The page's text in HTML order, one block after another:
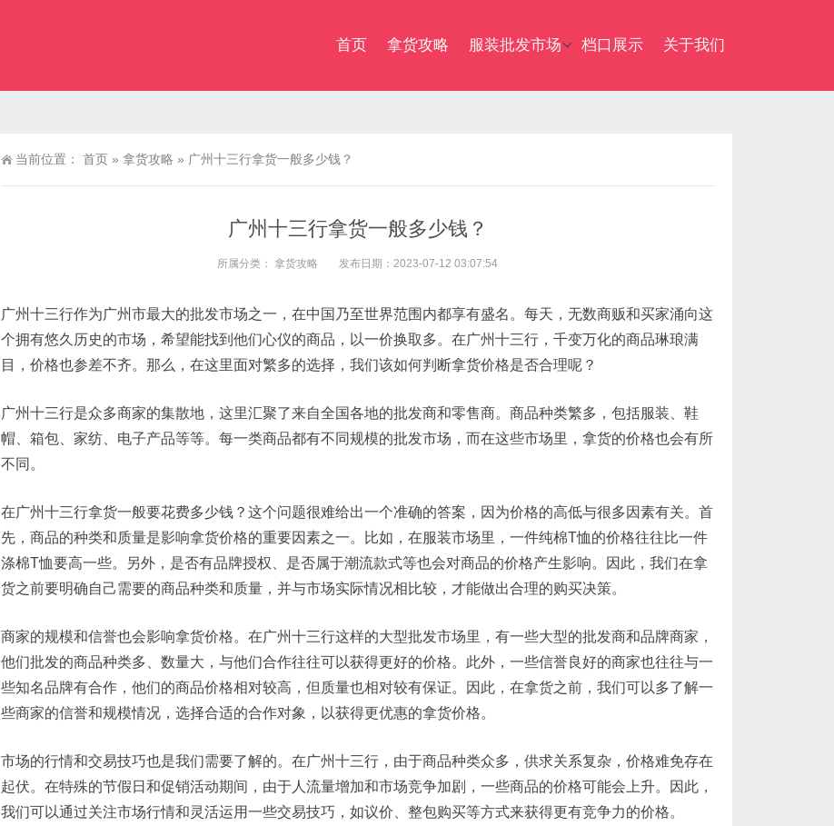
首页 拿货攻略 服装批发市场 档口展示 关于我们
当前位置： 首页 » 拿货攻略 » 广州十三行拿货一般多少钱？
广州十三行拿货一般多少钱？
所属分类： 拿货攻略 发布日期：2023-07-12 03:07:54
广州十三行作为广州市最大的批发市场之一，在中国乃至世界范围内都享有盛名。每天，无数商贩和买家涌向这
个拥有悠久历史的市场，希望能找到他们心仪的商品，以一价换取多。在广州十三行，千变万化的商品琳琅满
目，价格也参差不齐。那么，在这里面对繁多的选择，我们该如何判断拿货价格是否合理呢？
广州十三行是众多商家的集散地，这里汇聚了来自全国各地的批发商和零售商。商品种类繁多，包括服装、鞋
帽、箱包、家纺、电子产品等等。每一类商品都有不同规模的批发市场，而在这些市场里，拿货的价格也会有所
不同。
在广州十三行拿货一般要花费多少钱？这个问题很难给出一个准确的答案，因为价格的高低与很多因素有关。首
先，商品的种类和质量是影响拿货价格的重要因素之一。比如，在服装市场里，一件纯棉T恤的价格往往比一件
涤棉T恤要高一些。另外，是否有品牌授权、是否属于潮流款式等也会对商品的价格产生影响。因此，我们在拿
货之前要明确自己需要的商品种类和质量，并与市场实际情况相比较，才能做出合理的购买决策。
商家的规模和信誉也会影响拿货价格。在广州十三行这样的大型批发市场里，有一些大型的批发商和品牌商家，
他们批发的商品种类多、数量大，与他们合作往往可以获得更好的价格。此外，一些信誉良好的商家也往往与一
些知名品牌有合作，他们的商品价格相对较高，但质量也相对较有保证。因此，在拿货之前，我们可以多了解一
些商家的信誉和规模情况，选择合适的合作对象，以获得更优惠的拿货价格。
市场的行情和交易技巧也是我们需要了解的。在广州十三行，由于商品种类众多，供求关系复杂，价格难免存在
起伏。在特殊的节假日和促销活动期间，由于人流量增加和市场竞争加剧，一些商品的价格可能会上升。因此，
我们可以通过关注市场行情和灵活运用一些交易技巧，如议价、整包购买等方式来获得更有竞争力的价格。